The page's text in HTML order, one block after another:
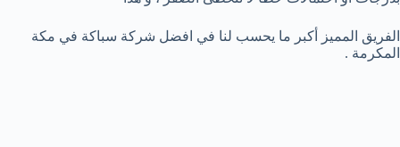
الفريق المميز أكبر ما يحسب لنا في افضل شركة سباكة في مكة
المكرمة .